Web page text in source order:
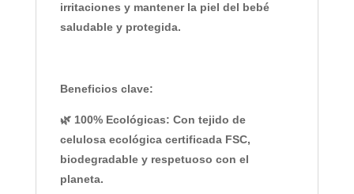
irritaciones y mantener la piel del bebé
saludable y protegida.
Beneficios clave:
🌿 100% Ecológicas: Con tejido de
celulosa ecológica certificada FSC,
biodegradable y respetuoso con el
planeta.